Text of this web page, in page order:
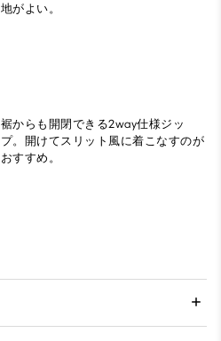
地がよい。
裾からも開閉できる2way仕様ジッ
プ。開けてスリット風に着こなすのが
おすすめ。